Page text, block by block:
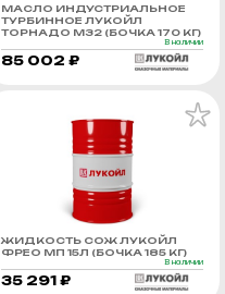
МАСЛО ИНДУСТРИАЛЬНОЕ
ТУРБИННОЕ ЛУКОЙЛ
ТОРНАДО М32 (БОЧКА 170 КГ)
В наличии
85 002 ₽
ЖИДКОСТЬ СОЖ ЛУКОЙЛ
ФРЕО МП 15Л (БОЧКА 185 КГ)
В наличии
35 291 ₽